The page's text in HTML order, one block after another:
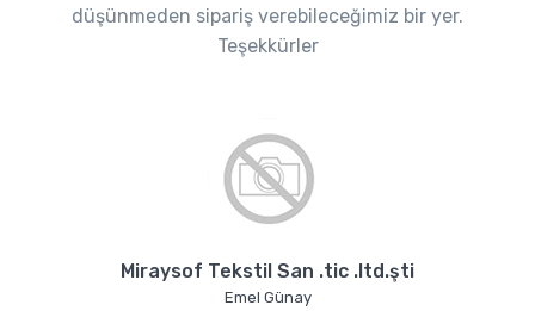
düşünmeden sipariş verebileceğimiz bir yer.
Teşekkürler
Miraysof Tekstil San .tic .ltd.şti
Emel Günay